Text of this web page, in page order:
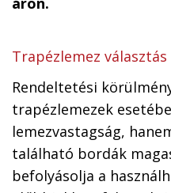
Trapézlemez választás
Rendeltetési
trapézlemezek
lemezvastagság,
található bordák
befolyásolja a